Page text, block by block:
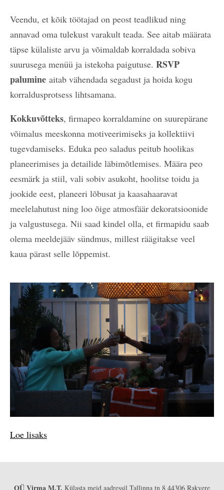
Veendu, et kõik töötajad on peost teadlikud ning
annavad oma tulekust varakult teada. See aitab määrata
täpse külaliste arvu ja võimaldab korraldada sobiva
suurusega menüü ja istekoha paigutuse. RSVP
palumine aitab vähendada segadust ja hoida kogu
korraldusprotsess lihtsamana.
Kokkuvõtteks, firmapeo korraldamine on suurepärane
võimalus meeskonna motiveerimiseks ja kollektiivi
tugevdamiseks. Eduka peo saladus peitub hoolikas
planeerimises ja detailide läbimõtlemises. Määra peo
eesmärk ja stiil, vali sobiv asukoht, hoolitse toidu ja
jookide eest, planeeri lõbusat ja kaasahaaravat
meelelahutust ning loo õige atmosfäär dekoratsioonide
ja valgustusega. Nii saad kindel olla, et firmapidu saab
olema meeldejääv sündmus, millest räägitakse veel
kaua pärast selle lõppemist.
Loe lisaks
OÜ Virma M.T. Külasta meid aadressil Tallinna tn 8 44306 Rakvere